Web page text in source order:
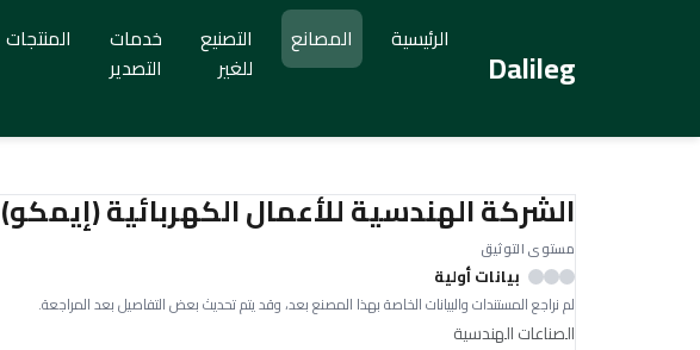
Dalileg
الرئيسية المصانع
التصنيع
للغير
خدمات
التصدير
المنتجات
الشركة الهندسية للأعمال الكهربائية (إيمكو)
مستوى التوثيق
بيانات أولية
لم نراجع المستندات والبيانات الخاصة بهذا المصنع بعد، وقد يتم تحديث بعض التفاصيل بعد المراجعة.
الصناعات الهندسية